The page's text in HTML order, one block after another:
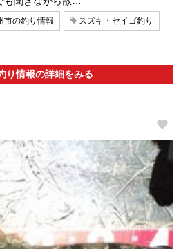
市の釣り情報 スズキ・セイゴ釣り
り情報の詳細をみる